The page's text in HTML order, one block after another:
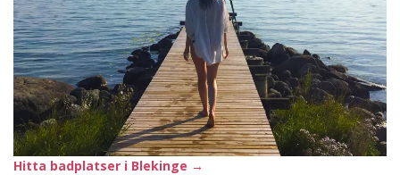
Hitta badplatser i Blekinge →